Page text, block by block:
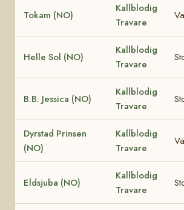
Tokam (NO)
Kallblodig
Travare
Helle Sol (NO)
Kallblodig
Travare
B.B. Jessica (NO)
Kallblodig
Travare
Dyrstad Prinsen
(NO)
Kallblodig
Travare
Eldsjuba (NO)
Kallblodig
Travare